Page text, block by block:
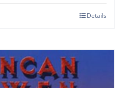
Details